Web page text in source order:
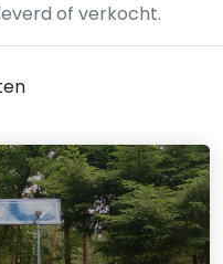
of verkocht.